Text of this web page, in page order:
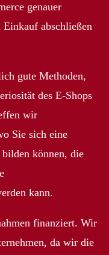
genauer
Einkauf abschließen
gute Methoden,
des E-Shops
wir
Sie sich eine
bilden können, die
kann.
finanziert. Wir
da wir die